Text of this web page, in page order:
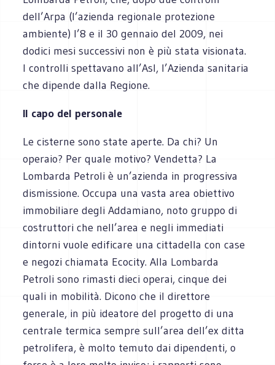
dell’Arpa (l’azienda regionale protezione
ambiente) l’8 e il 30 gennaio del 2009, nei
dodici mesi successivi non è più stata visionata.
I controlli spettavano all’Asl, l’Azienda sanitaria
che dipende dalla Regione.
Il capo del personale
Le cisterne sono state aperte. Da chi? Un
operaio? Per quale motivo? Vendetta? La
Lombarda Petroli è un’azienda in progressiva
dismissione. Occupa una vasta area obiettivo
immobiliare degli Addamiano, noto gruppo di
costruttori che nell’area e negli immediati
dintorni vuole edificare una cittadella con case
e negozi chiamata Ecocity. Alla Lombarda
Petroli sono rimasti dieci operai, cinque dei
quali in mobilità. Dicono che il direttore
generale, in più ideatore del progetto di una
centrale termica sempre sull’area dell’ex ditta
petrolifera, è molto temuto dai dipendenti, o